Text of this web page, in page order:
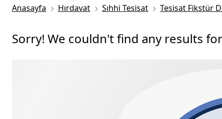
Anasayfa Hırdavat Sıhhi Tesisat Tesisat Fikstür
Sorry! We couldn't find any results